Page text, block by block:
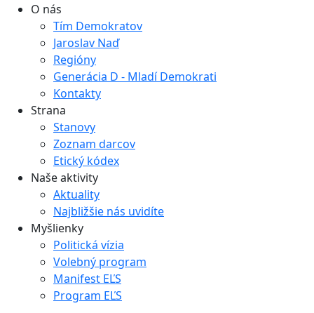
O nás
Tím Demokratov
Jaroslav Naď
Regióny
Generácia D - Mladí Demokrati
Kontakty
Strana
Stanovy
Zoznam darcov
Etický kódex
Naše aktivity
Aktuality
Najbližšie nás uvidíte
Myšlienky
Politická vízia
Volebný program
Manifest EĽS
Program EĽS